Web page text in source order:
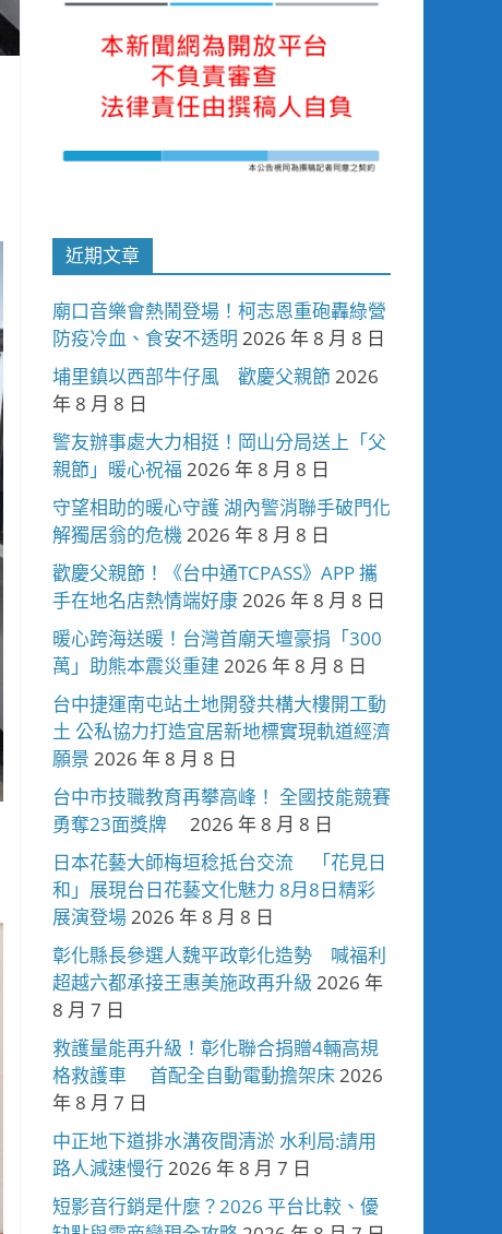
近期文章
廟口音樂會熱鬧登場！柯志恩重砲轟綠營
防疫冷血、食安不透明 2026 年 8 月 8 日
埔里鎮以西部牛仔風 歡慶父親節2026
年 8 月 8 日
警友辦事處大力相挺！岡山分局送上「父
親節」暖心祝福 2026 年 8 月 8 日
守望相助的暖心守護 湖內警消聯手破門化
解獨居翁的危機2026 年 8 月 8 日
歡慶父親節！《台中通TCPASS》APP 攜
手在地名店熱情端好康2026 年 8 月 8 日
暖心跨海送暖！台灣首廟天壇豪捐「300
萬」助熊本震災重建 2026 年 8 月 8 日
台中捷運南屯站土地開發共構大樓開工動
土 公私協力打造宜居新地標實現軌道經濟
願景 2026 年 8 月 8 日
台中市技職教育再攀高峰！ 全國技能競賽
勇奪23面獎牌
2026 年 8 月 8 日
日本花藝大師梅垣稔抵台交流 「花見日
和」展現台日花藝文化魅力 8月8日精彩
展演登場2026 年 8 月 8 日
彰化縣長參選人魏平政彰化造勢 喊福利
超越六都承接王惠美施政再升級 2026 年
8 月 7 日
救護量能再升級！彰化聯合捐贈4輛高規
格救護車 首配全自動電動擔架床2026
年 8 月 7 日
中正地下道排水溝夜間清淤 水利局:請用
路人減速慢行2026 年 8 月 7 日
短影音行銷是什麼？2026 平台比較、優